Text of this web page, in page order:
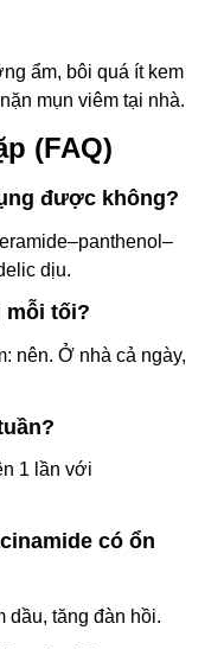
ẩm, bôi quá ít kem
mụn viêm tại nhà.
(FAQ)
được không?
dịu.
mỗi tối?
nên. Ở nhà cả ngày,
1 lần với
có ổn
dầu, tăng đàn hồi.